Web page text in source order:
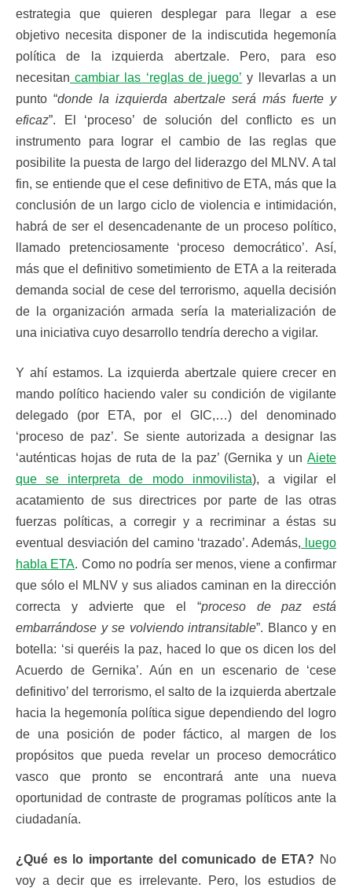
estrategia que quieren desplegar para llegar a ese
objetivo necesita disponer de la indiscutida hegemonía
política de la izquierda abertzale. Pero, para eso
necesitan cambiar las ‘reglas de juego’ y llevarlas a un
punto “donde la izquierda abertzale será más fuerte y
eficaz”. El ‘proceso’ de solución del conflicto es un
instrumento para lograr el cambio de las reglas que
posibilite la puesta de largo del liderazgo del MLNV. A tal
fin, se entiende que el cese definitivo de ETA, más que la
conclusión de un largo ciclo de violencia e intimidación,
habrá de ser el desencadenante de un proceso político,
llamado pretenciosamente ‘proceso democrático’. Así,
más que el definitivo sometimiento de ETA a la reiterada
demanda social de cese del terrorismo, aquella decisión
de la organización armada sería la materialización de
una iniciativa cuyo desarrollo tendría derecho a vigilar.
Y ahí estamos. La izquierda abertzale quiere crecer en
mando político haciendo valer su condición de vigilante
delegado (por ETA, por el GIC,…) del denominado
‘proceso de paz’. Se siente autorizada a designar las
‘auténticas hojas de ruta de la paz’ (Gernika y un Aiete
que se interpreta de modo inmovilista), a vigilar el
acatamiento de sus directrices por parte de las otras
fuerzas políticas, a corregir y a recriminar a éstas su
eventual desviación del camino ‘trazado’. Además, luego
habla ETA. Como no podría ser menos, viene a confirmar
que sólo el MLNV y sus aliados caminan en la dirección
correcta y advierte que el “proceso de paz está
embarrándose y se volviendo intransitable”. Blanco y en
botella: ‘si queréis la paz, haced lo que os dicen los del
Acuerdo de Gernika’. Aún en un escenario de ‘cese
definitivo’ del terrorismo, el salto de la izquierda abertzale
hacia la hegemonía política sigue dependiendo del logro
de una posición de poder fáctico, al margen de los
propósitos que pueda revelar un proceso democrático
vasco que pronto se encontrará ante una nueva
oportunidad de contraste de programas políticos ante la
ciudadanía.
¿Qué es lo importante del comunicado de ETA? No
voy a decir que es irrelevante. Pero, los estudios de